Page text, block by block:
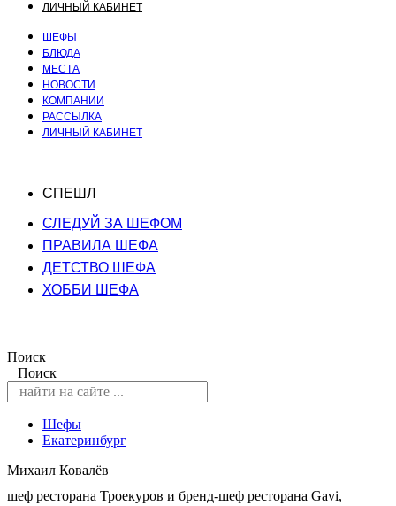
ЛИЧНЫЙ КАБИНЕТ
ШЕФЫ
БЛЮДА
МЕСТА
НОВОСТИ
КОМПАНИИ
РАССЫЛКА
ЛИЧНЫЙ КАБИНЕТ
СПЕШЛ
СЛЕДУЙ ЗА ШЕФОМ
ПРАВИЛА ШЕФА
ДЕТСТВО ШЕФА
ХОББИ ШЕФА
Поиск
Поиск
Шефы
Екатеринбург
Михаил Ковалёв
шеф ресторана Троекуров и бренд-шеф ресторана Gavi,